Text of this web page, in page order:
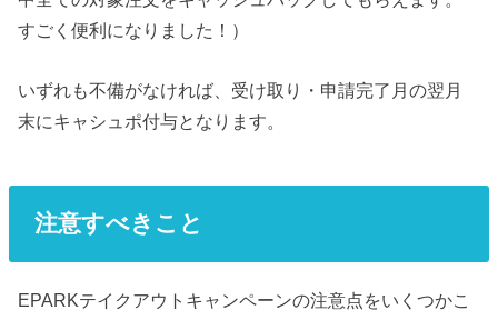
すごく便利になりました！）
いずれも不備がなければ、受け取り・申請完了月の翌月
末にキャシュポ付与となります。
注意すべきこと
EPARKテイクアウトキャンペーンの注意点をいくつかこ